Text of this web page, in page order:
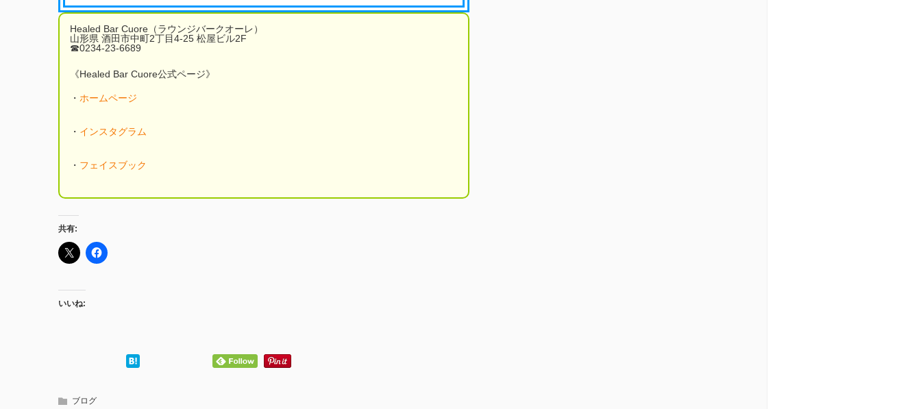
Healed Bar Cuore（ラウンジバークオーレ）
山形県 酒田市中町2丁目4-25 松屋ビル2F
☎︎0234-23-6689
《Healed Bar Cuore公式ページ》
・ ホームページ
・ インスタグラム
・ フェイスブック
共有:
いいね:
ブログ